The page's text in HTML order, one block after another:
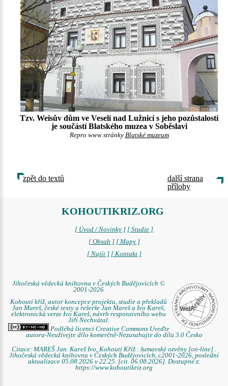
Tzv. Weisův dům ve Veselí nad Lužnicí s jeho pozůstalostí
je součástí Blatského muzea v Soběslavi
Repro www stránky Blatské muzeum
zpět do textů
další strana
přílohy
KOHOUTIKRIZ.ORG
[ Úvod / Novinky ] [ Studie ]
[ Obsah ] [ Mapy ]
[ Najít ] [ Kontakt ]
Jihočeská vědecká knihovna v Českých Budějovicích ©
2001-2026
Kohoutí kříž, autor koncepce projektu, studie a překladů
Jan Mareš, české texty a rešerše Jan Mareš a Ivo Kareš,
elektronická verze Ivo Kareš, návrh responzivního webu
Jiří Nechvátal.
Podléhá licenci Creative Commons Uveďte
autora-Neužívejte dílo komerčně-Nezasahujte do díla 3.0 Česko
Citace: MAREŠ Jan. Kareš Ivo. Kohoutí Kříž : šumavské ozvěny [on-line] .
Jihočeská vědecká knihovna v Českých Budějovicích, c2001-2026, poslední
aktualizace 05.08.2026 v 22.25. [cit. 06.08.2026]. Dostupné z:
https://www.kohoutikriz.org